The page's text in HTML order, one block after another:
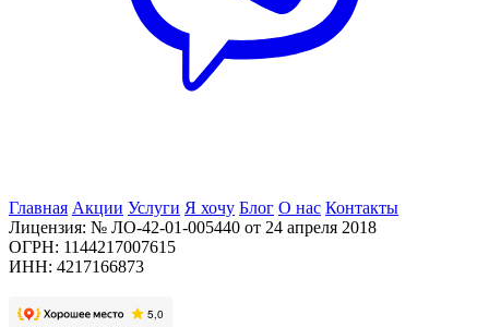
Главная Акции Услуги Я хочу Блог О нас Контакты
Лицензия: № ЛО-42-01-005440 от 24 апреля 2018
ОГРН: 1144217007615
ИНН: 4217166873